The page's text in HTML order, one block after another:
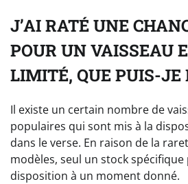
J’AI RATÉ UNE
POUR UN VAISSEAU
LIMITÉ, QUE PUIS-JE
Il existe un certain nombre de
populaires qui sont mis à la
dans le verse. En raison de la
modèles, seul un stock
disposition à un moment donné.